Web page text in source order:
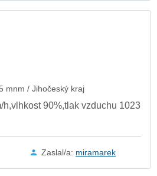
mnm / Jihočeský kraj
90%,tlak vzduchu 1023
Zaslal/a: miramarek